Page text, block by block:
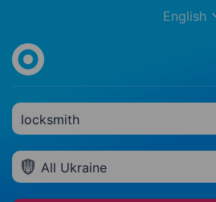
English
locksmith
All Ukraine